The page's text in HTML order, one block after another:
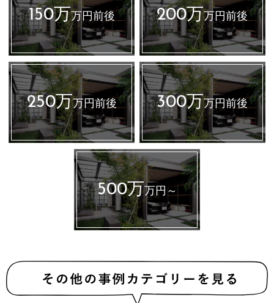
150万万円前後 200万万円前後
250万万円前後 300万万円前後
500万 万円～